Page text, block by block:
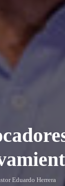
Eduardo Herrera